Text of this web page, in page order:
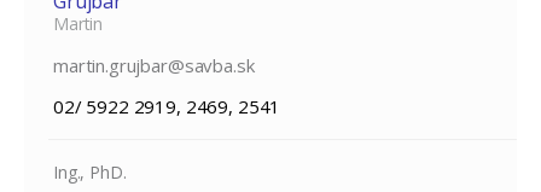
Martin
martin.grujbar@savba.sk
02/ 5922 2919, 2469, 2541
Ing., PhD.